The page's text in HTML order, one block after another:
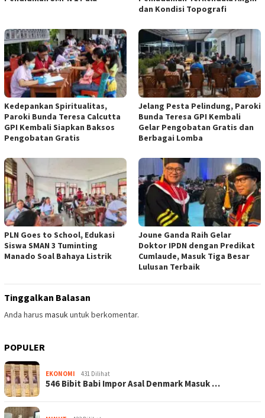
dan Kondisi Topografi
Kedepankan Spiritualitas,
Paroki Bunda Teresa Calcutta
GPI Kembali Siapkan Baksos
Pengobatan Gratis
Jelang Pesta Pelindung, Paroki
Bunda Teresa GPI Kembali
Gelar Pengobatan Gratis dan
Berbagai Lomba
PLN Goes to School, Edukasi
Siswa SMAN 3 Tuminting
Manado Soal Bahaya Listrik
Joune Ganda Raih Gelar
Doktor IPDN dengan Predikat
Cumlaude, Masuk Tiga Besar
Lulusan Terbaik
Tinggalkan Balasan
Anda harus masukuntuk berkomentar.
POPULER
EKONOMI 431 Dilihat
546 Bibit Babi Impor Asal Denmark Masuk …